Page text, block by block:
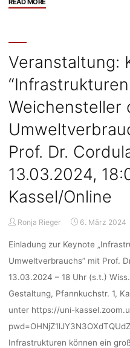
READ MORE
On
Humans,
Based
Weapon
Systems
and
Responsibility
at
Machine
Speed”,
Universität
Paderborn,
15.04.2024"
Veranstaltung:
Weichensteller
Prof. Dr.
13.03.2024,
Kassel/Online
Ronja Rieger 6. März 2024
Einladung zur Keynote
Umweltverbrauchs” mit Prof.
13.03.2024 – 18 Uhr (s.t.)
Gestaltung, Pfannkuchstr. 1,
unter https://uni-
Infrastrukturen können ein